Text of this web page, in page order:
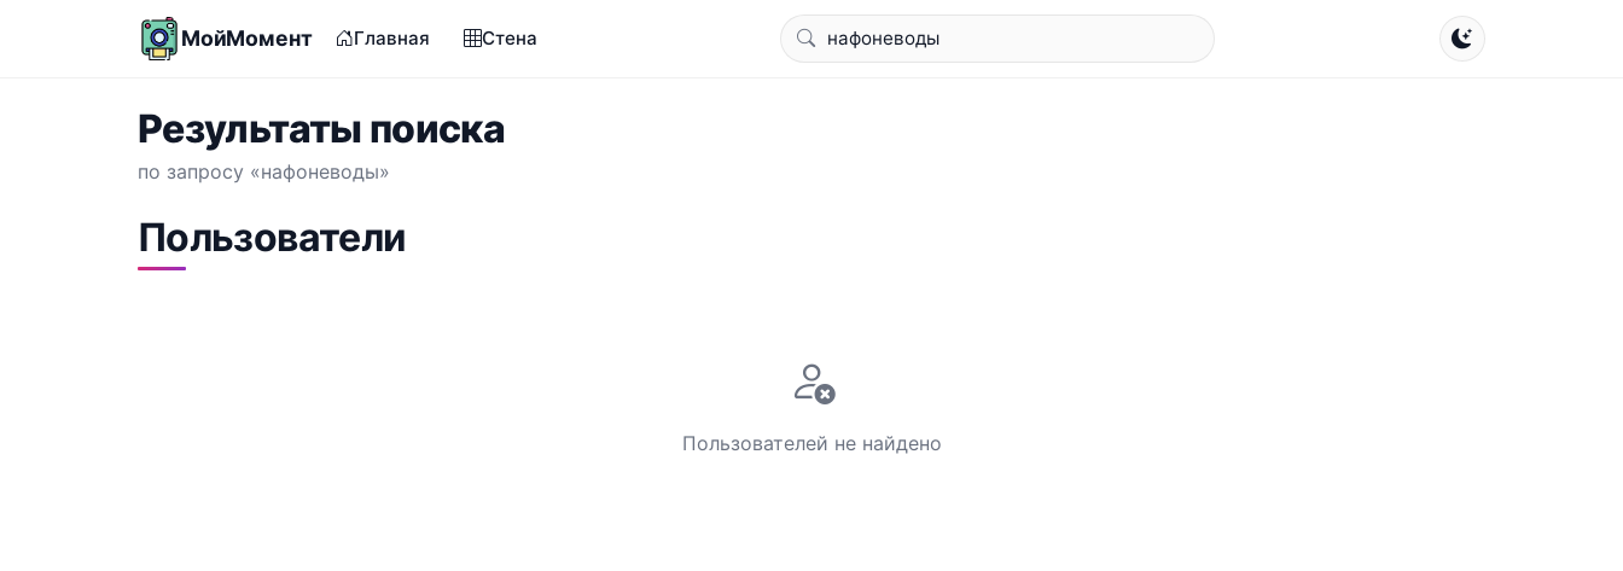
МойМомент Главная Стена
Результаты поиска
по запросу «нафоневоды»
Пользователи
Пользователей не найдено